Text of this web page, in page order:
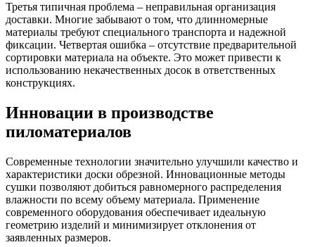
Третья типичная проблема – неправильная организация
доставки. Многие забывают о том, что длинномерные
материалы требуют специального транспорта и надежной
фиксации. Четвертая ошибка – отсутствие предварительной
сортировки материала на объекте. Это может привести к
использованию некачественных досок в ответственных
конструкциях.
Инновации в производстве
пиломатериалов
Современные технологии значительно улучшили качество и
характеристики доски обрезной. Инновационные методы
сушки позволяют добиться равномерного распределения
влажности по всему объему материала. Применение
современного оборудования обеспечивает идеальную
геометрию изделий и минимизирует отклонения от
заявленных размеров.